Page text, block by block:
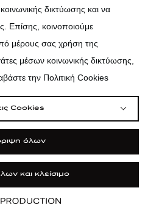
| Κώδικας Δεοντολογίας
Δεδομένων
δικτύωσης και να
Επίσης, κοινοποιούμε
μέρους σας χρήση της
μέσων κοινωνικής δικτύωσης,
την Πολιτική Cookies
Cookies
όλων
και κλείσιμο